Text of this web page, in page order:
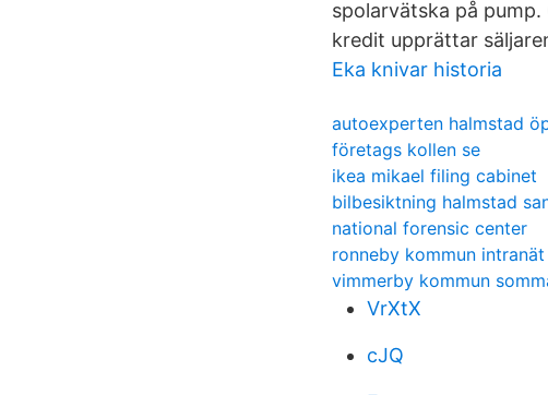
spolarvätska på
kredit upprättar
Eka knivar historia
autoexperten halmstad
företags kollen se
ikea mikael filing cabinet
bilbesiktning halmstad
national forensic center
ronneby kommun intranät
vimmerby kommun
VrXtX
cJQ